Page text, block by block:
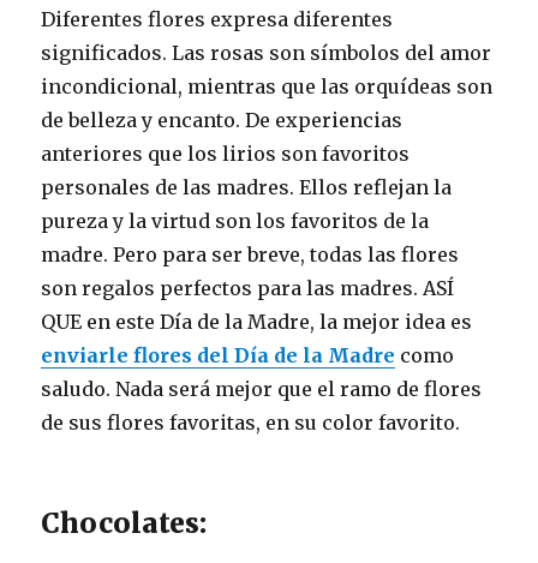
Diferentes flores expresa diferentes
significados. Las rosas son símbolos del amor
incondicional, mientras que las orquídeas son
de belleza y encanto. De experiencias
anteriores que los lirios son favoritos
personales de las madres. Ellos reflejan la
pureza y la virtud son los favoritos de la
madre. Pero para ser breve, todas las flores
son regalos perfectos para las madres. ASÍ
QUE en este Día de la Madre, la mejor idea es
enviarle flores del Día de la Madre como
saludo. Nada será mejor que el ramo de flores
de sus flores favoritas, en su color favorito.
Chocolates: